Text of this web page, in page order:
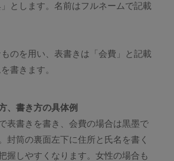
とします。名前はフルネームで記載
のを用い、表書きは「会費」と記載
書きます。
、書き方の具体例
表書きを書き、会費の場合は黒墨で
封筒の裏面左下に住所と氏名を書く
握しやすくなります。女性の場合も